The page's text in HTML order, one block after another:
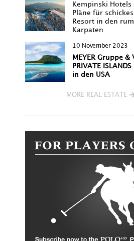
Kempinski
Pläne für
Resort in den
Karpaten
10 November 2023
MEYER Gruppe &
PRIVATE
in den USA
MORE REAL ESTATE